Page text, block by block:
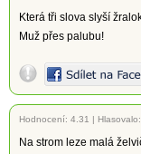
Která tři slova slyší
Muž přes palubu!
Hodnocení: 4.31 |
Na strom leze malá